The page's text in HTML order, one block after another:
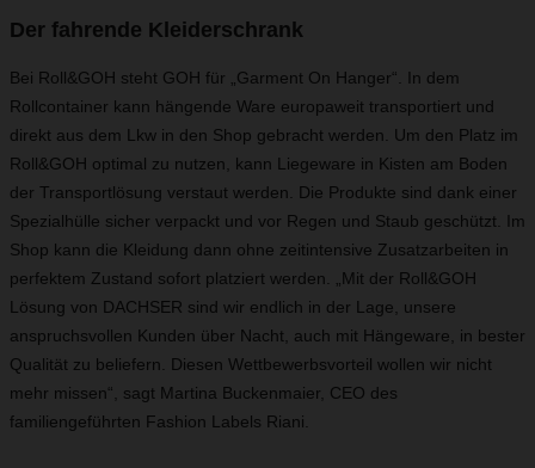
Der fahrende Kleiderschrank
Bei Roll&GOH steht GOH für „Garment On Hanger“. In dem
Rollcontainer kann hängende Ware europaweit transportiert und
direkt aus dem Lkw in den Shop gebracht werden. Um den Platz im
Roll&GOH optimal zu nutzen, kann Liegeware in Kisten am Boden
der Transportlösung verstaut werden. Die Produkte sind dank einer
Spezialhülle sicher verpackt und vor Regen und Staub geschützt. Im
Shop kann die Kleidung dann ohne zeitintensive Zusatzarbeiten in
perfektem Zustand sofort platziert werden. „Mit der Roll&GOH
Lösung von DACHSER sind wir endlich in der Lage, unsere
anspruchsvollen Kunden über Nacht, auch mit Hängeware, in bester
Qualität zu beliefern. Diesen Wettbewerbsvorteil wollen wir nicht
mehr missen“, sagt Martina Buckenmaier, CEO des
familiengeführten Fashion Labels Riani.